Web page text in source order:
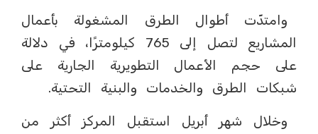
وامتدّت أطوال الطرق المشغولة بأعمال
المشاريع لتصل إلى 765 كيلومترًا، في دلالة
على حجم الأعمال التطويرية الجارية على
شبكات الطرق والخدمات والبنية التحتية.
وخلال شهر أبريل استقبل المركز أكثر من